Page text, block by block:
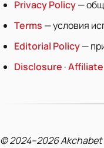
Privacy Policy—
Terms — условия
Editorial Policy—
Disclosure ·
© 2024–2026 Akchabet